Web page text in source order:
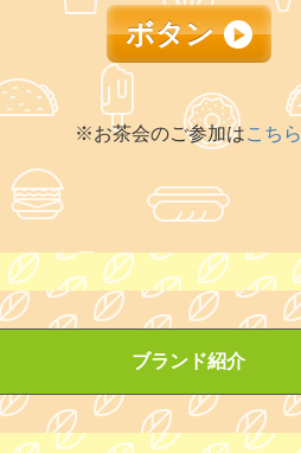
ボタン
※お茶会のご参加はこちら
ブランド紹介